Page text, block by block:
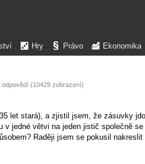
Hry Právo Ekonomika
odpovědí (10429 zobrazení)
let stará), a zjistil jsem, že zásuvky
v jedné větvi na jeden jistič společně
Raději jsem se pokusil